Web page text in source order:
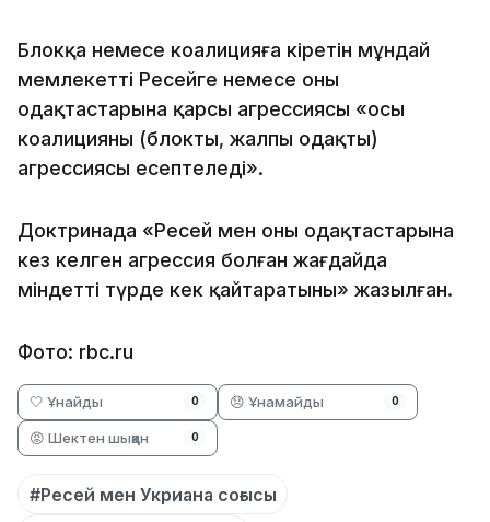
Блокқа немесе коалицияға кіретін мұндай
мемлекеттің Ресейге немесе оның
одақтастарына қарсы агрессиясы «осы
коалицияның (блоктың, жалпы одақтың)
агрессиясы есептеледі».
Доктринада «Ресей мен оның одақтастарына
кез келген агрессия болған жағдайда
міндетті түрде кек қайтаратыны» жазылған.
Фото: rbc.ru
🤍 Ұнайды 0 😞 Ұнамайды 0
😡 Шектен шыққан 0
#Ресей мен Укриана соғысы